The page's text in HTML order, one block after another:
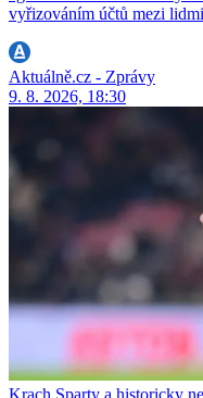
vyřizováním účtů mezi
Aktuálně.cz - Zprávy
9. 8. 2026, 18:30